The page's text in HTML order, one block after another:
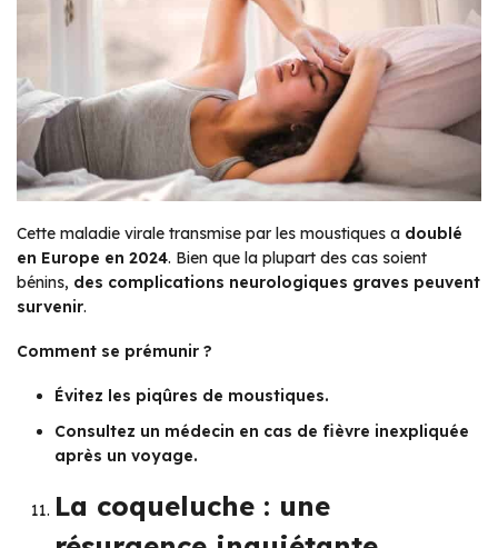
Cette maladie virale transmise par les moustiques a doublé
en Europe en 2024. Bien que la plupart des cas soient
bénins, des complications neurologiques graves peuvent
survenir.
Comment se prémunir ?
Évitez les piqûres de moustiques.
Consultez un médecin en cas de fièvre inexpliquée
après un voyage.
La coqueluche : une